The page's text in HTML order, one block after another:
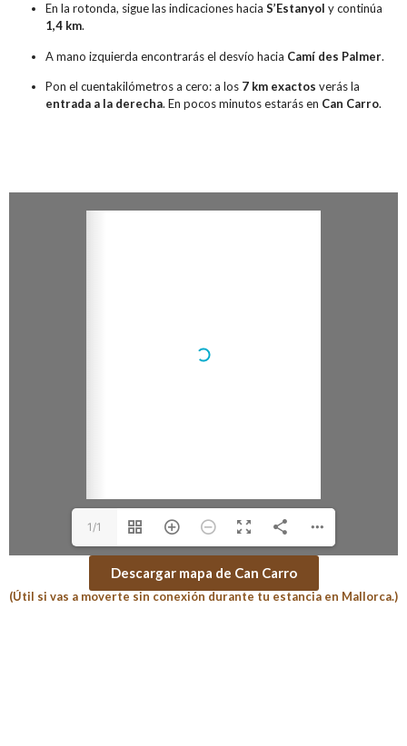
En la rotonda, sigue las indicaciones hacia S’Estanyol y continúa
1,4 km.
A mano izquierda encontrarás el desvío hacia Camí des Palmer.
Pon el cuentakilómetros a cero: a los 7 km exactos verás la
entrada a la derecha. En pocos minutos estarás en Can Carro.
1/1
Descargar mapa de Can Carro
(Útil si vas a moverte sin conexión durante tu estancia en Mallorca.)